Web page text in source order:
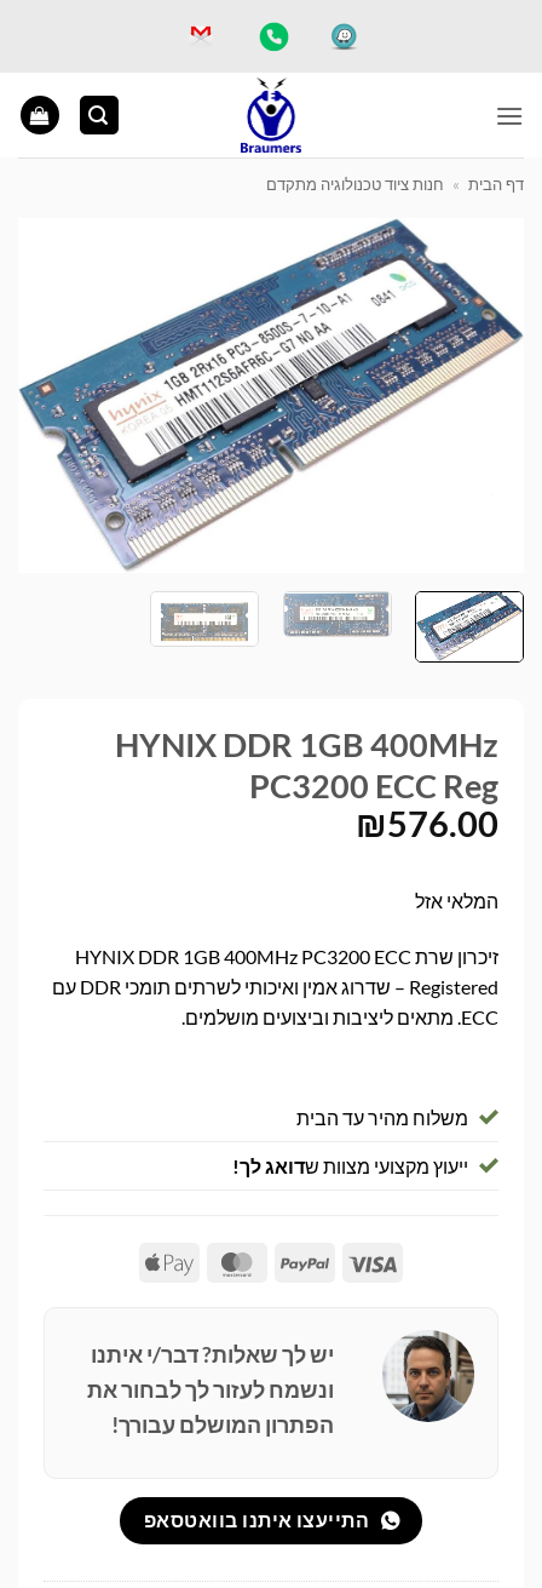
דף הבית » חנות ציוד טכנולוגיה מתקדם
HYNIX DDR 1GB 400MHz
PC3200 ECC Reg
₪576.00
המלאי אזל
זיכרון שרת HYNIX DDR 1GB 400MHz PC3200 ECC
Registered – שדרוג אמין ואיכותי לשרתים תומכי DDR עם
ECC. מתאים ליציבות וביצועים מושלמים.
משלוח מהיר עד הבית
ייעוץ מקצועי מצוות שדואג לך!
Visa
PayPal
MasterCard
Apple
יש לך שאלות? דבר/י איתנו
ונשמח לעזור לך לבחור את
הפתרון המושלם עבורך!
התייעצו איתנו בוואטסאפ